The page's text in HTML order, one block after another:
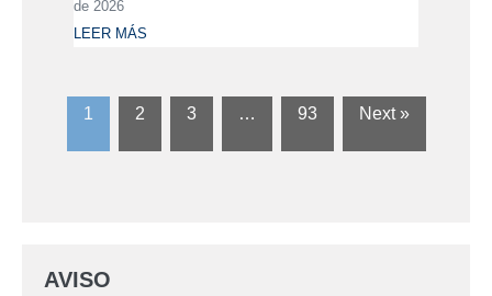
de 2026
LEER MÁS
1 2 3 … 93 Next »
AVISO